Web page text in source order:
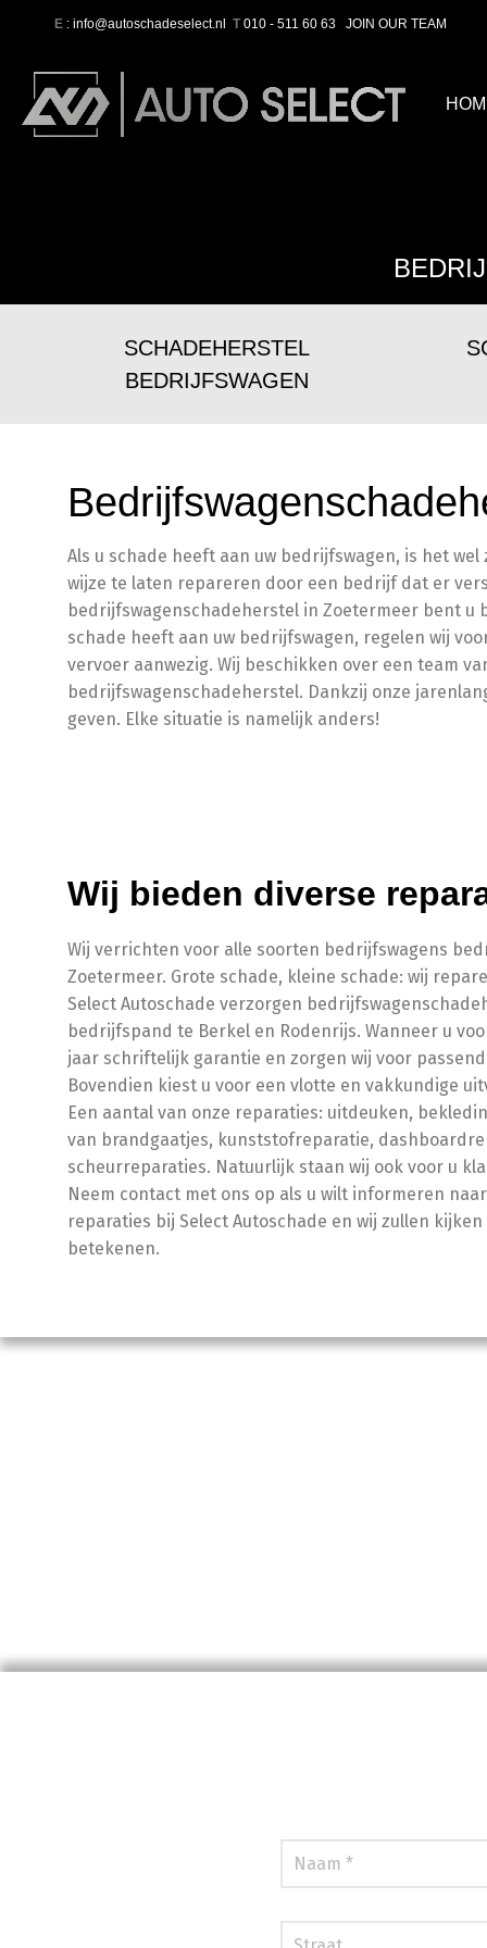
E : info@autoschadeselect.nl T 010 - 511 60 63 JOIN OUR TEAM
SCHADEHERSTEL
BEDRIJFSWAGEN
Als u schade heeft aan uw bedrijfswagen, is het
wijze te laten repareren door een bedrijf dat er
bedrijfswagenschadeherstel in Zoetermeer bent u
schade heeft aan uw bedrijfswagen, regelen wij
vervoer aanwezig. Wij beschikken over een team
bedrijfswagenschadeherstel. Dankzij onze
geven. Elke situatie is namelijk anders!
Wij bieden diverse
Wij verrichten voor alle soorten bedrijfswagens
Zoetermeer. Grote schade, kleine schade: wij
Select Autoschade verzorgen
bedrijfspand te Berkel en Rodenrijs. Wanneer u
jaar schriftelijk garantie en zorgen wij voor
Bovendien kiest u voor een vlotte en vakkundige
Een aantal van onze reparaties: uitdeuken,
van brandgaatjes, kunststofreparatie,
scheurreparaties. Natuurlijk staan wij ook voor u
Neem contact met ons op als u wilt informeren
reparaties bij Select Autoschade en wij zullen
betekenen.